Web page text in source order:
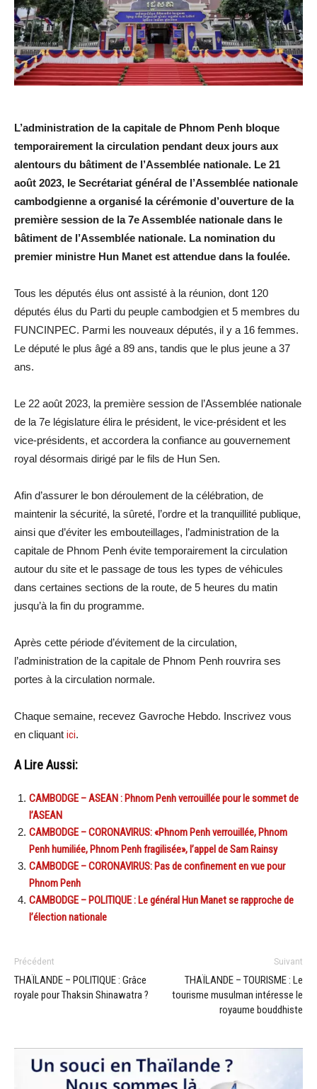
L’administration de la capitale de Phnom Penh bloque
temporairement la circulation pendant deux jours aux
alentours du bâtiment de l’Assemblée nationale. Le 21
août 2023, le Secrétariat général de l’Assemblée nationale
cambodgienne a organisé la cérémonie d’ouverture de la
première session de la 7e Assemblée nationale dans le
bâtiment de l’Assemblée nationale. La nomination du
premier ministre Hun Manet est attendue dans la foulée.
Tous les députés élus ont assisté à la réunion, dont 120
députés élus du Parti du peuple cambodgien et 5 membres du
FUNCINPEC. Parmi les nouveaux députés, il y a 16 femmes.
Le député le plus âgé a 89 ans, tandis que le plus jeune a 37
ans.
Le 22 août 2023, la première session de l’Assemblée nationale
de la 7e législature élira le président, le vice-président et les
vice-présidents, et accordera la confiance au gouvernement
royal désormais dirigé par le fils de Hun Sen.
Afin d’assurer le bon déroulement de la célébration, de
maintenir la sécurité, la sûreté, l’ordre et la tranquillité publique,
ainsi que d’éviter les embouteillages, l’administration de la
capitale de Phnom Penh évite temporairement la circulation
autour du site et le passage de tous les types de véhicules
dans certaines sections de la route, de 5 heures du matin
jusqu’à la fin du programme.
Après cette période d’évitement de la circulation,
l’administration de la capitale de Phnom Penh rouvrira ses
portes à la circulation normale.
Chaque semaine, recevez Gavroche Hebdo. Inscrivez vous
en cliquant ici.
A Lire Aussi:
CAMBODGE – ASEAN : Phnom Penh verrouillée pour le sommet de
l’ASEAN
CAMBODGE – CORONAVIRUS: «Phnom Penh verrouillée, Phnom
Penh humiliée, Phnom Penh fragilisée», l’appel de Sam Rainsy
CAMBODGE – CORONAVIRUS: Pas de confinement en vue pour
Phnom Penh
CAMBODGE – POLITIQUE : Le général Hun Manet se rapproche de
l’élection nationale
Précédent
THAÏLANDE – POLITIQUE : Grâce
royale pour Thaksin Shinawatra ?
Suivant
THAÏLANDE – TOURISME : Le
tourisme musulman intéresse le
royaume bouddhiste